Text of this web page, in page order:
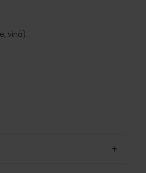
vind).